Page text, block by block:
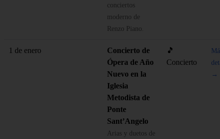
conciertos
moderno de
Renzo Piano.
1 de enero
Concierto de
Ópera de Año
Nuevo en la
Iglesia
Metodista de
Ponte
Sant’Angelo
Arias y duetos de
🎵
Concierto
→